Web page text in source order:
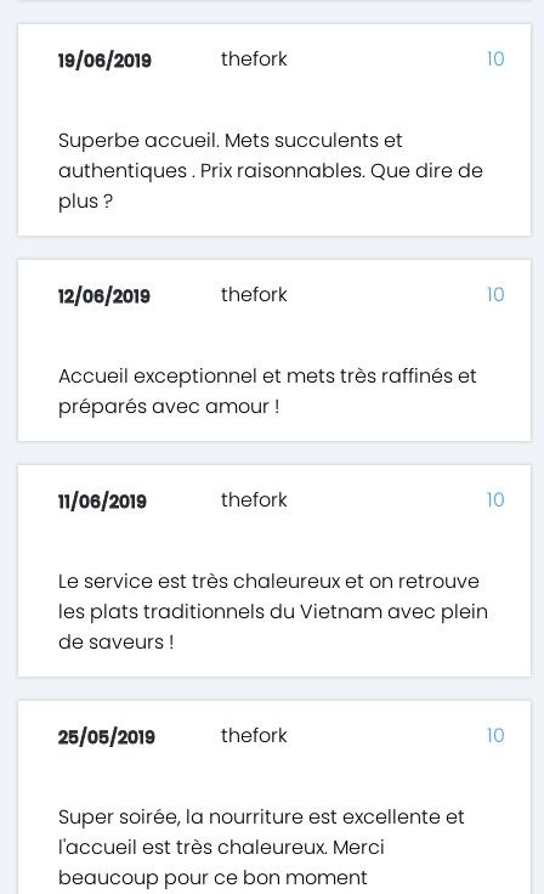
19/06/2019 thefork
Superbe accueil. Mets succulents et
authentiques . Prix raisonnables. Que dire de
plus ?
10
12/06/2019 thefork
Accueil exceptionnel et mets très raffinés et
préparés avec amour !
10
11/06/2019 thefork
Le service est très chaleureux et on retrouve
les plats traditionnels du Vietnam avec plein
de saveurs !
10
25/05/2019 thefork
Super soirée, la nourriture est excellente et
l'accueil est très chaleureux. Merci
beaucoup pour ce bon moment
10